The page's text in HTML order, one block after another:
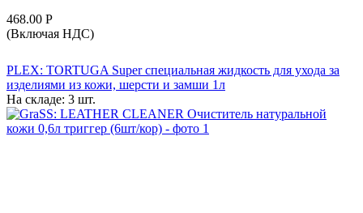
468.00 Р
(Включая НДС)
PLEX: TORTUGA Super cпециальная жидкость для ухода за
изделиями из кожи, шерсти и замши 1л
На складе: 3 шт.